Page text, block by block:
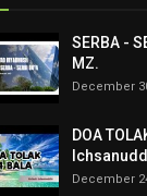
SERBA -
MZ.
December
DOA
December